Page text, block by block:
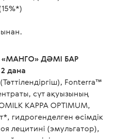
«МАНГО» ДӘМІ БАР
дана
Fonterra™
сүт ақуызының
KAPPA OPTIMUM,
гидрогенделген өсімдік
лецитині (эмульгатор),